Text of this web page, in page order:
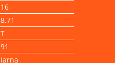
16
8.71
T
91
Iarna